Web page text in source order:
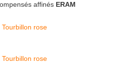
affinés ERAM